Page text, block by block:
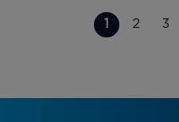
1 2 3